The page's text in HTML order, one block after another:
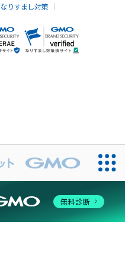
なりすまし対策
無料診断